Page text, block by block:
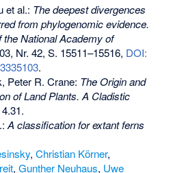
et al.: The deepest divergences
from phylogenomic evidence.
the National Academy of
Nr. 42, S. 15511–15516, DOI:
.
Peter R. Crane: The Origin and
of Land Plants. A Cladistic
A classification for extant ferns
,Christian Körner,
,Gunther Neuhaus, Uwe